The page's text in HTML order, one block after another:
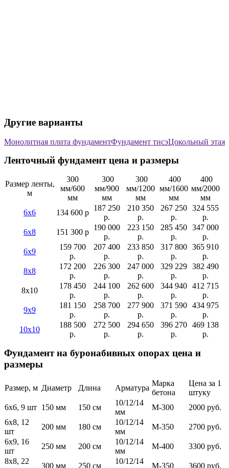
Другие варианты
Монолитная плита фундаментФундамент тисэЦокольный этаж
Ленточный фундамент цена и размеры
Размер ленты,
м
300
мм/600
мм
300
мм/900
мм
300
мм/1200
мм
400
мм/1600
мм
400
мм/2000
мм
6х6
134 600 р
187 250
р.
210 350
р.
267 250
р.
324 555
р.
6х8
151 300 р
190 000
р.
223 150
р.
285 450
р.
347 000
р.
6х9
159 700
р.
207 400
р.
233 850
р.
317 800
р.
365 910
р.
8х8
172 200
р.
226 300
р.
247 000
р.
329 229
р.
382 490
р.
8х10
178 450
р.
244 100
р.
262 600
р.
344 940
р.
412 715
р.
9х9
181 150
р.
258 700
р.
277 900
р.
371 590
р.
434 975
р.
10х10
188 500
р.
272 500
р.
294 650
р.
396 270
р.
469 138
р.
Фундамент на буронабивных опорах цена и
размеры
Размер, м Диаметр Длина Арматура
Марка
бетона
Цена за 1
штуку
6х6, 9 шт 150 мм 150 см
10/12/14
мм
М-300
2000 руб.
6х8, 12
шт
200 мм 180 см
10/12/14
мм
М-350
2700 руб.
6х9, 16
шт
250 мм 200 см
10/12/14
мм
М-400
3300 руб.
8х8, 22
300 мм 250 см
10/12/14
М-350 3600 руб.